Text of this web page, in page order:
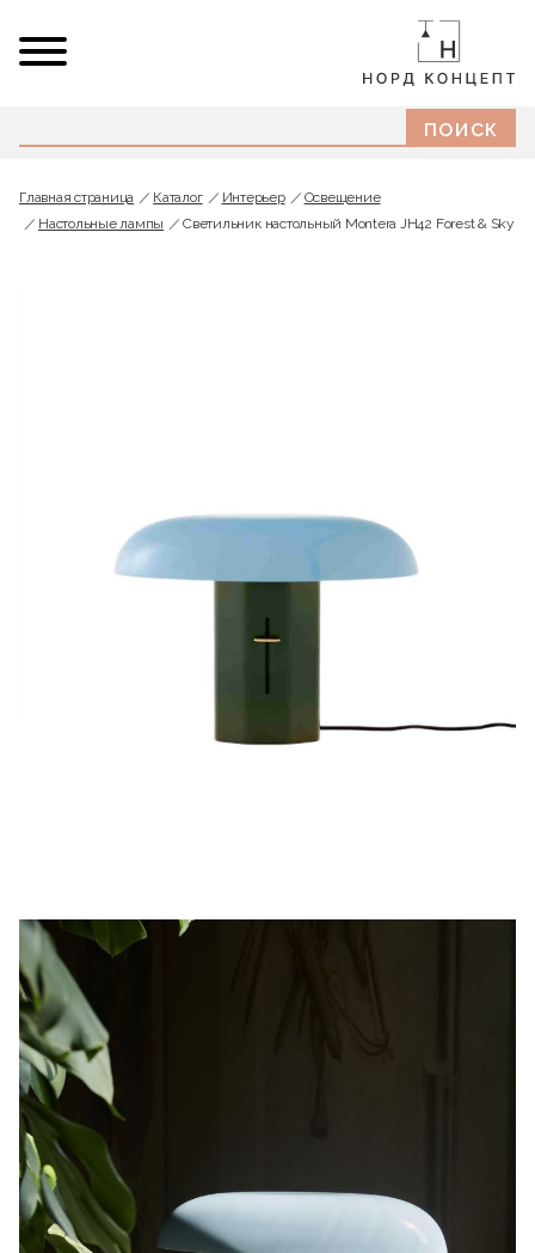
Главная страница Каталог Интерьер
Освещение
Настольные лампы
Светильник настольный Montera JH42 Forest & Sky